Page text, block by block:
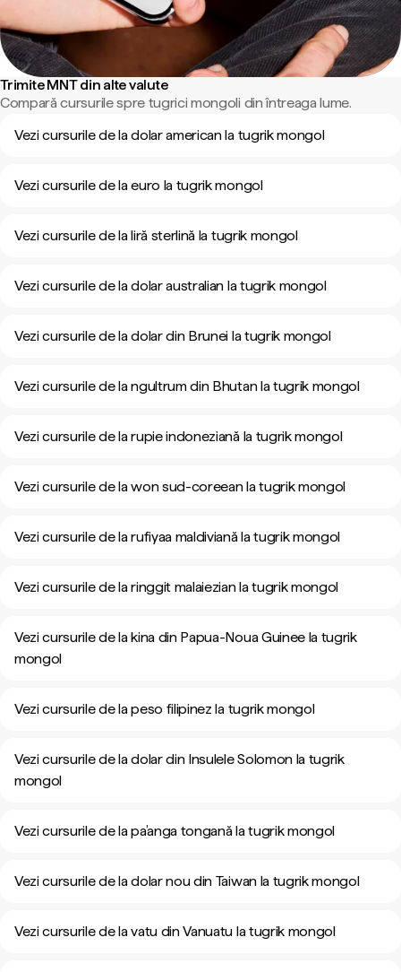
Trimite MNT din alte valute
Compară cursurile spre tugrici mongoli din întreaga lume.
Vezi cursurile de la dolar american la tugrik mongol
Vezi cursurile de la euro la tugrik mongol
Vezi cursurile de la liră sterlină la tugrik mongol
Vezi cursurile de la dolar australian la tugrik mongol
Vezi cursurile de la dolar din Brunei la tugrik mongol
Vezi cursurile de la ngultrum din Bhutan la tugrik mongol
Vezi cursurile de la rupie indoneziană la tugrik mongol
Vezi cursurile de la won sud-coreean la tugrik mongol
Vezi cursurile de la rufiyaa maldiviană la tugrik mongol
Vezi cursurile de la ringgit malaiezian la tugrik mongol
Vezi cursurile de la kina din Papua-Noua Guinee la tugrik
mongol
Vezi cursurile de la peso filipinez la tugrik mongol
Vezi cursurile de la dolar din Insulele Solomon la tugrik
mongol
Vezi cursurile de la pa’anga tongană la tugrik mongol
Vezi cursurile de la dolar nou din Taiwan la tugrik mongol
Vezi cursurile de la vatu din Vanuatu la tugrik mongol